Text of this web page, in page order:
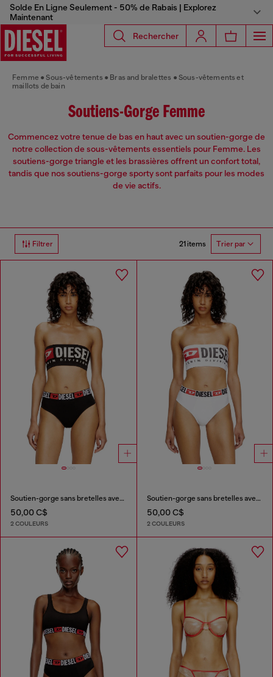
Solde En Ligne Seulement - 50% de Rabais | Explorez
Maintenant
Rechercher
Femme Sous-vêtements Bras and bralettes
Sous-vêtements et
maillots de bain
Soutiens-Gorge Femme
Commencez votre tenue de bas en haut avec un soutien-gorge de
notre collection de sous-vêtements essentiels pour Femme. Les
soutiens-gorge triangle et les brassières offrent un confort total,
tandis que nos soutiens-gorge sporty sont parfaits pour les modes
de vie actifs.
Filtrer 21 items Trier par
Soutien-gorge sans bretelles avec maxi logo
50,00 C$
2 COULEURS
Soutien-gorge sans bretelles avec maxi logo
50,00 C$
2 COULEURS